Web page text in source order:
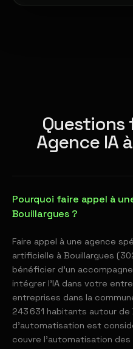
Questions
Agence IA
Pourquoi faire appel à
Bouillargues ?
Faire appel à une agence
artificielle à Bouillargues
bénéficier d'un
intégrer l'IA dans votre
entreprises dans la
243 631 habitants autour
d'automatisation est
couvre l'automatisation